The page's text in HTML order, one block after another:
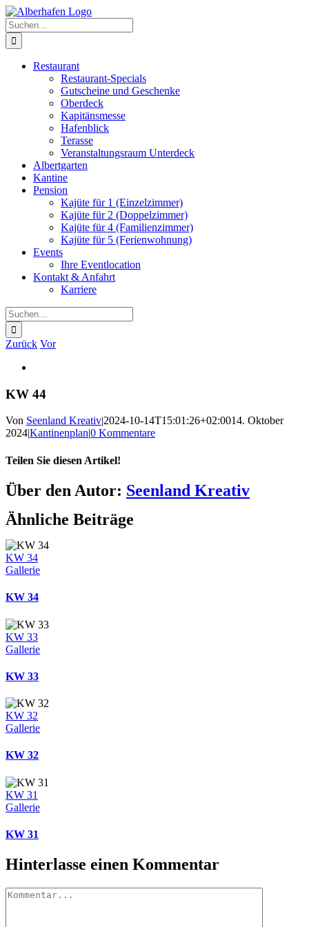
Zum
Inhalt
springen
Facebook
Twitter
Instagram
Pinterest
Suche
nach:
Restaurant
Restaurant-Specials
Gutscheine und Geschenke
Oberdeck
Kapitänsmesse
Hafenblick
Terasse
Veranstaltungsraum Unterdeck
Albertgarten
Kantine
Pension
Kajüte für 1 (Einzelzimmer)
Kajüte für 2 (Doppelzimmer)
Kajüte für 4 (Familienzimmer)
Kajüte für 5 (Ferienwohnung)
Events
Ihre Eventlocation
Kontakt & Anfahrt
Karriere
Suche
nach:
Zurück Vor
Bild
KW 44
Von Seenland Kreativ|2024-10-14T15:01:26+02:0014. Oktober
2024|Kantinenplan|0 Kommentare
Teilen Sie diesen Artikel!
Facebook
Twitter
Reddit
LinkedIn
WhatsApp
Telegram
Tumblr
Pinterest
Vk
Xing
E-
Mail
Über den Autor: Seenland Kreativ
Ähnliche Beiträge
KW 34
Gallerie
KW 34
KW 33
Gallerie
KW 33
KW 32
Gallerie
KW 32
KW 31
Gallerie
KW 31
Hinterlasse einen Kommentar
Kommentar